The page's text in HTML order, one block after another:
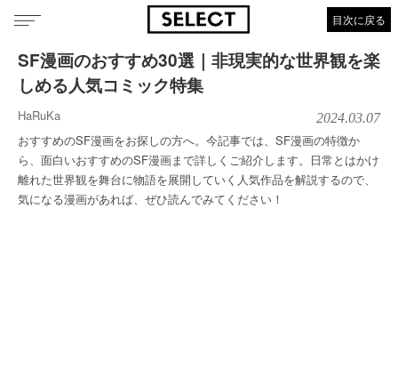
目次に戻る
SF漫画のおすすめ30選｜非現実的な世界観を楽
しめる人気コミック特集
HaRuKa 2024.03.07
おすすめのSF漫画をお探しの方へ。今記事では、SF漫画の特徴か
ら、面白いおすすめのSF漫画まで詳しくご紹介します。日常とはかけ
離れた世界観を舞台に物語を展開していく人気作品を解説するので、
気になる漫画があれば、ぜひ読んでみてください！